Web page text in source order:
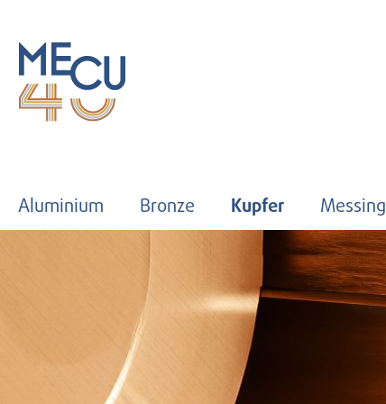
Aluminium Bronze Kupfer Messing